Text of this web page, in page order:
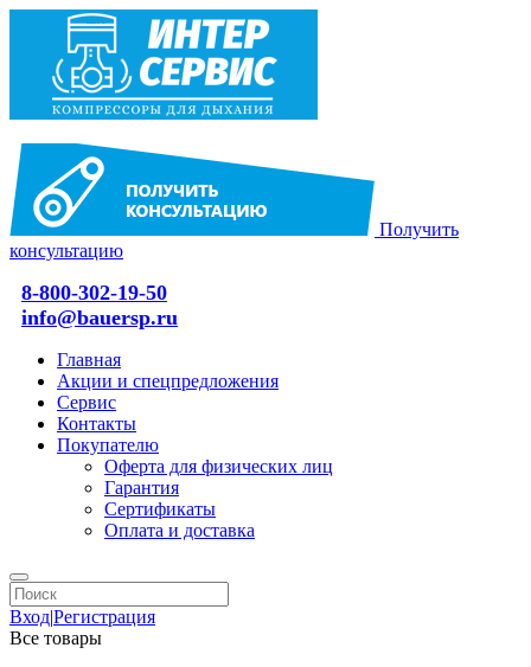
Получить
консультацию
8-800-302-19-50
info@bauersp.ru
Главная
Акции и спецпредложения
Сервис
Контакты
Покупателю
Оферта для физических лиц
Гарантия
Сертификаты
Оплата и доставка
Вход|Регистрация
Все товары